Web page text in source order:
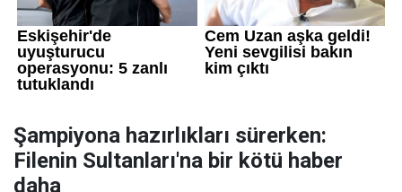
Şampiyona hazırlıkları sürerken:
Filenin Sultanları'na bir kötü haber
daha